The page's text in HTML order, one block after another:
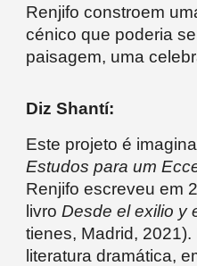
Renjifo constroem
cénico que poderia
paisagem, uma
Diz Shantí:
Este projeto é
Estudos para um
Renjifo escreveu em
livroDesde el exilio y
tienes, Madrid,
literatura dramática,